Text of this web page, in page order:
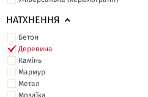
НАТХНЕННЯ
Бетон
Деревина
Камінь
Мармур
Метал
Мозаїка